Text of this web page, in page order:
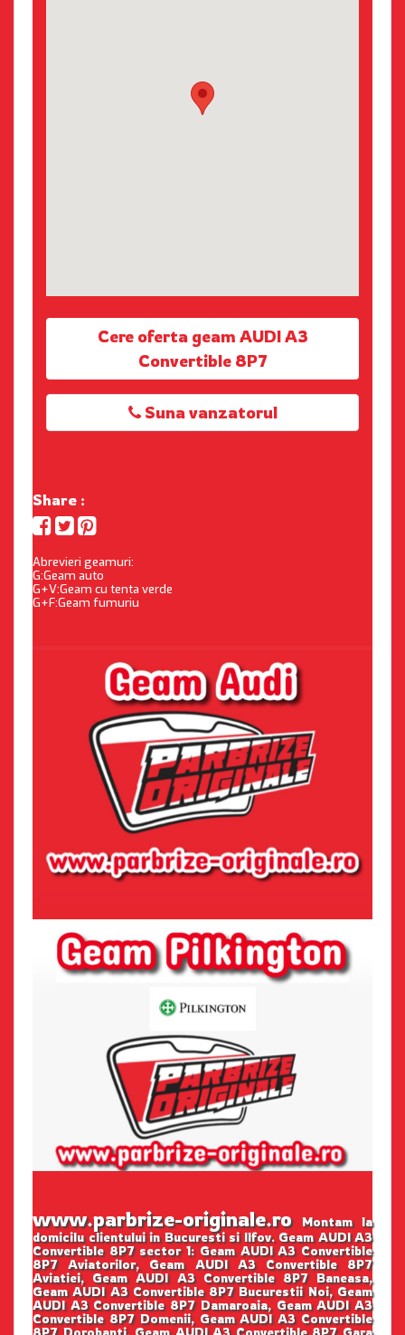
Cere oferta geam AUDI A3
Convertible 8P7
Suna vanzatorul
Share :
Abrevieri geamuri:
G:Geam auto
G+V:Geam cu tenta verde
G+F:Geam fumuriu
www.parbrize-originale.roMontam la
domicilu clientului in Bucuresti si Ilfov. Geam AUDI A3
Convertible 8P7 sector 1: Geam AUDI A3 Convertible
8P7 Aviatorilor, Geam AUDI A3 Convertible 8P7
Aviatiei, Geam AUDI A3 Convertible 8P7 Baneasa,
Geam AUDI A3 Convertible 8P7 Bucurestii Noi, Geam
AUDI A3 Convertible 8P7 Damaroaia, Geam AUDI A3
Convertible 8P7 Domenii, Geam AUDI A3 Convertible
8P7 Dorobanti, Geam AUDI A3 Convertible 8P7 Gara